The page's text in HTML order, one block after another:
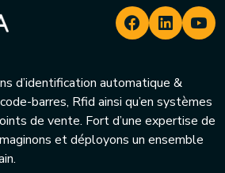
d’identification automatique &
barres, Rfid ainsi qu’en systèmes
de vente. Fort d’une expertise de
et déployons un ensemble